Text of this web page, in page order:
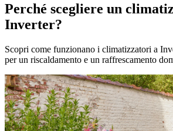
Perché scegliere un
Inverter?
Scopri come funzionano i climatizzatori a
per un riscaldamento e un raffrescamento